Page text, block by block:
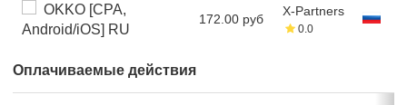
OKKO [CPA,
Android/iOS] RU
172.00 руб
X-Partners
0.0
Оплачиваемые действия